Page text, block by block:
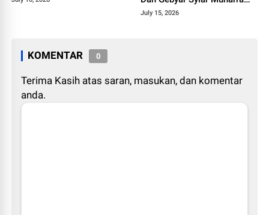
1448 H
July 15, 2026
KOMENTAR 0
Terima Kasih atas saran, masukan, dan komentar
anda.